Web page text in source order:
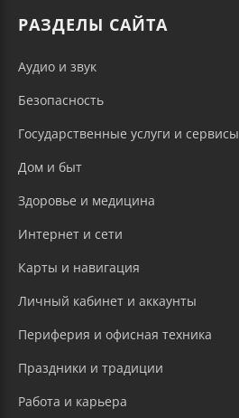
РАЗДЕЛЫ САЙТА
Аудио и звук
Безопасность
Государственные услуги и сервисы
Дом и быт
Здоровье и медицина
Интернет и сети
Карты и навигация
Личный кабинет и аккаунты
Периферия и офисная техника
Праздники и традиции
Работа и карьера